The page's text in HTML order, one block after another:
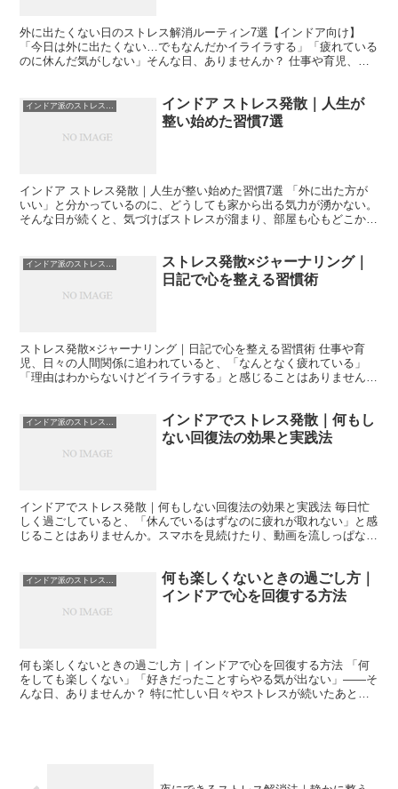
外に出たくない日のストレス解消ルーティン7選【インドア向け】
「今日は外に出たくない…でもなんだかイライラする」「疲れている
のに休んだ気がしない」そんな日、ありませんか？ 仕事や育児、人
インドア派のストレス発散
インドア ストレス発散｜人生が
整い始めた習慣7選
インドア ストレス発散｜人生が整い始めた習慣7選 「外に出た方が
いい」と分かっているのに、どうしても家から出る気力が湧かない。
そんな日が続くと、気づけばストレスが溜まり、部屋も心もどこか散
インドア派のストレス発散
ストレス発散×ジャーナリング｜
日記で心を整える習慣術
ストレス発散×ジャーナリング｜日記で心を整える習慣術 仕事や育
児、日々の人間関係に追われていると、「なんとなく疲れている」
「理由はわからないけどイライラする」と感じることはありません
インドア派のストレス発散
インドアでストレス発散｜何もし
ない回復法の効果と実践法
インドアでストレス発散｜何もしない回復法の効果と実践法 毎日忙
しく過ごしていると、「休んでいるはずなのに疲れが取れない」と感
じることはありませんか。スマホを見続けたり、動画を流しっぱなし
インドア派のストレス発散
何も楽しくないときの過ごし方｜
インドアで心を回復する方法
何も楽しくないときの過ごし方｜インドアで心を回復する方法 「何
をしても楽しくない」「好きだったことすらやる気が出ない」——そ
んな日、ありませんか？ 特に忙しい日々やストレスが続いたあと、